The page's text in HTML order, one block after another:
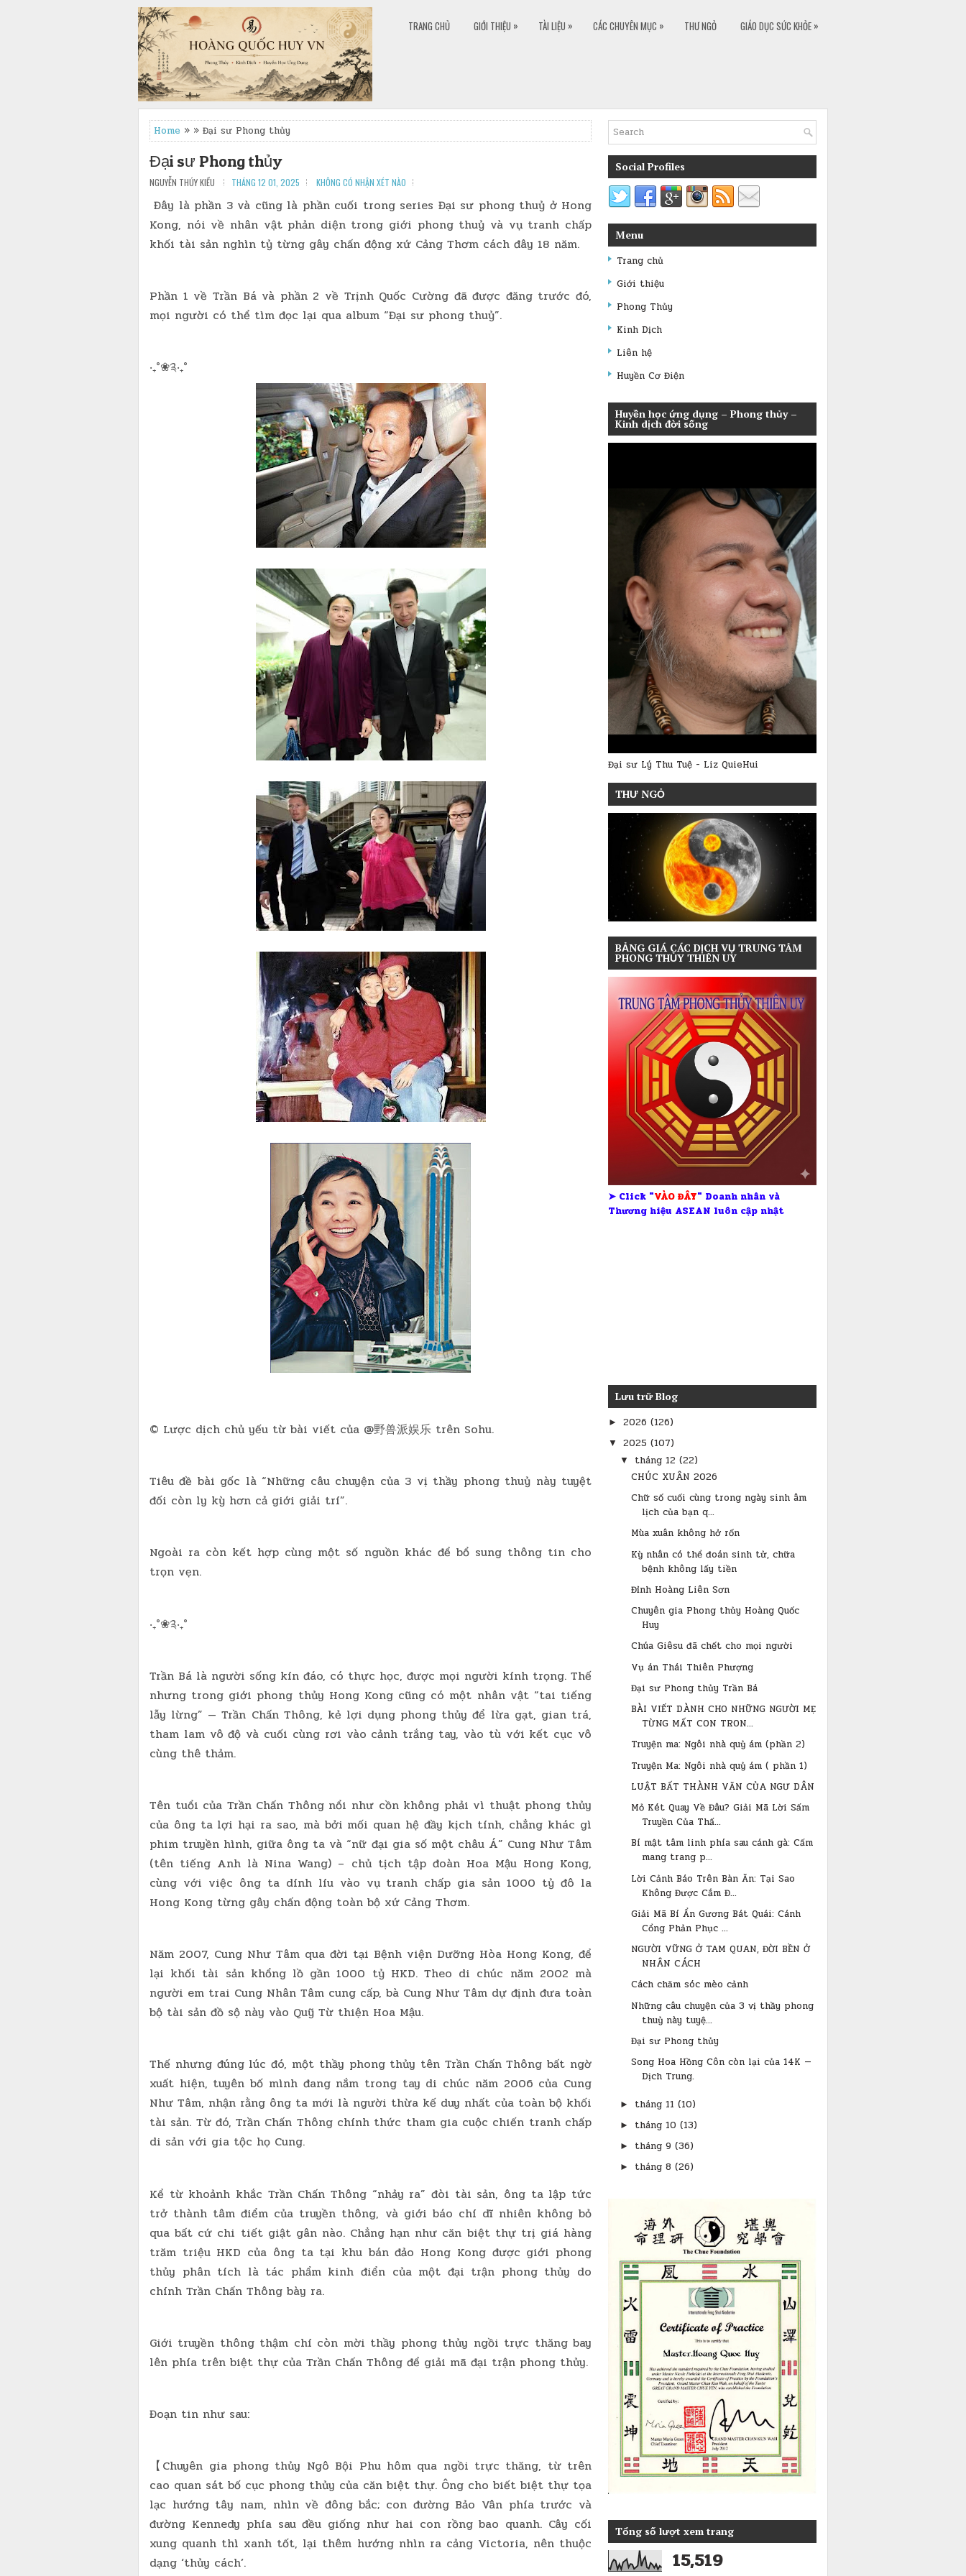
TRANG CHỦ GIỚI THIỆU » TÀI LIỆU » CÁC CHUYÊN MỤC » THƯ NGỎ GIÁO DỤC SỨC KHỎE »
Home » » Đại sư Phong thủy
Đại sư Phong thủy
NGUYỄN THÚY KIỀU THÁNG 12 01, 2025 KHÔNG CÓ NHẬN XÉT NÀO
Đây là phần 3 và cũng là phần cuối trong series Đại sư phong thuỷ ở Hong
Kong, nói về nhân vật phản diện trong giới phong thuỷ và vụ tranh chấp
khối tài sản nghìn tỷ từng gây chấn động xứ Cảng Thơm cách đây 18 năm.
Phần 1 về Trần Bá và phần 2 về Trịnh Quốc Cường đã được đăng trước đó,
mọi người có thể tìm đọc lại qua album “Đại sư phong thuỷ”.
‧₊˚❀༉‧₊˚
© Lược dịch chủ yếu từ bài viết của @野兽派娱乐 trên Sohu.
Tiêu đề bài gốc là “Những câu chuyện của 3 vị thầy phong thuỷ này tuyệt
đối còn ly kỳ hơn cả giới giải trí”.
Ngoài ra còn kết hợp cùng một số nguồn khác để bổ sung thông tin cho
trọn vẹn.
‧₊˚❀༉‧₊˚
Trần Bá là người sống kín đáo, có thực học, được mọi người kính trọng. Thế
nhưng trong giới phong thủy Hong Kong cũng có một nhân vật “tai tiếng
lẫy lừng” — Trần Chấn Thông, kẻ lợi dụng phong thủy để lừa gạt, gian trá,
tham lam vô độ và cuối cùng rơi vào cảnh trắng tay, vào tù với kết cục vô
cùng thê thảm.
Tên tuổi của Trần Chấn Thông nổi như cồn không phải vì thuật phong thủy
của ông ta lợi hại ra sao, mà bởi mối quan hệ đầy kịch tính, chẳng khác gì
phim truyền hình, giữa ông ta và “nữ đại gia số một châu Á” Cung Như Tâm
(tên tiếng Anh là Nina Wang) – chủ tịch tập đoàn Hoa Mậu Hong Kong,
cùng với việc ông ta dính líu vào vụ tranh chấp gia sản 1000 tỷ đô la
Hong Kong từng gây chấn động toàn bộ xứ Cảng Thơm.
Năm 2007, Cung Như Tâm qua đời tại Bệnh viện Dưỡng Hòa Hong Kong, để
lại khối tài sản khổng lồ gần 1000 tỷ HKD. Theo di chúc năm 2002 mà
người em trai Cung Nhân Tâm cung cấp, bà Cung Như Tâm dự định đưa toàn
bộ tài sản đồ sộ này vào Quỹ Từ thiện Hoa Mậu.
Thế nhưng đúng lúc đó, một thầy phong thủy tên Trần Chấn Thông bất ngờ
xuất hiện, tuyên bố mình đang nắm trong tay di chúc năm 2006 của Cung
Như Tâm, nhận rằng ông ta mới là người thừa kế duy nhất của toàn bộ khối
tài sản. Từ đó, Trần Chấn Thông chính thức tham gia cuộc chiến tranh chấp
di sản với gia tộc họ Cung.
Kể từ khoảnh khắc Trần Chấn Thông “nhảy ra” đòi tài sản, ông ta lập tức
trở thành tâm điểm của truyền thông, và giới báo chí dĩ nhiên không bỏ
qua bất cứ chi tiết giật gân nào. Chẳng hạn như căn biệt thự trị giá hàng
trăm triệu HKD của ông ta tại khu bán đảo Hong Kong được giới phong
thủy phân tích là tác phẩm kinh điển của một đại trận phong thủy do
chính Trần Chấn Thông bày ra.
Giới truyền thông thậm chí còn mời thầy phong thủy ngồi trực thăng bay
lên phía trên biệt thự của Trần Chấn Thông để giải mã đại trận phong thủy.
Đoạn tin như sau:
【Chuyên gia phong thủy Ngô Bội Phu hôm qua ngồi trực thăng, từ trên
cao quan sát bố cục phong thủy của căn biệt thự. Ông cho biết biệt thự tọa
lạc hướng tây nam, nhìn về đông bắc; con đường Bảo Vân phía trước và
đường Kennedy phía sau đều giống như hai con rồng bao quanh. Cây cối
xung quanh thì xanh tốt, lại thêm hướng nhìn ra cảng Victoria, nên thuộc
dạng ‘thủy cách’.
Social Profiles
Menu
Trang chủ
Giới thiệu
Phong Thủy
Kinh Dịch
Liên hệ
Huyền Cơ Điện
Huyền học ứng dụng – Phong thủy –
Kinh dịch đời sống
Đại sư Lý Thu Tuệ - Liz QuieHui
THƯ NGỎ
BẢNG GIÁ CÁC DỊCH VỤ TRUNG TÂM
PHONG THỦY THIÊN UY
➤ Click "VÀO ĐÂY" Doanh nhân và
Thương hiệu ASEAN luôn cập nhật
Lưu trữ Blog
► 2026 (126)
▼ 2025 (107)
▼ tháng 12 (22)
CHÚC XUÂN 2026
Chữ số cuối cùng trong ngày sinh âm
lịch của bạn q...
Mùa xuân không hở rốn
Kỳ nhân có thể đoán sinh tử, chữa
bệnh không lấy tiền
Đỉnh Hoàng Liên Sơn
Chuyên gia Phong thủy Hoàng Quốc
Huy
Chúa Giêsu đã chết cho mọi người
Vụ án Thái Thiên Phượng
Đại sư Phong thủy Trần Bá
BÀI VIẾT DÀNH CHO NHỮNG NGƯỜI MẸ
TỪNG MẤT CON TRON...
Truyện ma: Ngôi nhà quỷ ám (phần 2)
Truyện Ma: Ngôi nhà quỷ ám ( phần 1)
LUẬT BẤT THÀNH VĂN CỦA NGƯ DÂN
Mỏ Két Quay Về Đâu? Giải Mã Lời Sấm
Truyền Của Thấ...
Bí mật tâm linh phía sau cánh gà: Cấm
mang trang p...
Lời Cảnh Báo Trên Bàn Ăn: Tại Sao
Không Được Cắm Đ...
Giải Mã Bí Ẩn Gương Bát Quái: Cánh
Cổng Phản Phục ...
NGƯỜI VỮNG Ở TAM QUAN, ĐỜI BỀN Ở
NHÂN CÁCH
Cách chăm sóc mèo cảnh
Những câu chuyện của 3 vị thầy phong
thuỷ này tuyệ...
Đại sư Phong thủy
Song Hoa Hồng Côn còn lại của 14K —
Dịch Trung.
► tháng 11 (10)
► tháng 10 (13)
► tháng 9 (36)
► tháng 8 (26)
Tổng số lượt xem trang
15,519